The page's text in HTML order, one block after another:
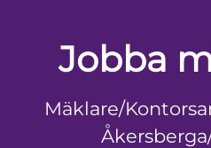
Jobba
Mäklare/